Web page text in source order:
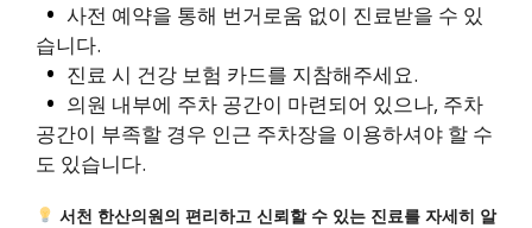
사전 예약을 통해 번거로움 없이 진료받을 수 있
습니다.
진료 시 건강 보험 카드를 지참해주세요.
의원 내부에 주차 공간이 마련되어 있으나, 주차
공간이 부족할 경우 인근 주차장을 이용하셔야 할 수
도 있습니다.
서천 한산의원의 편리하고 신뢰할 수 있는 진료를 자세히 알